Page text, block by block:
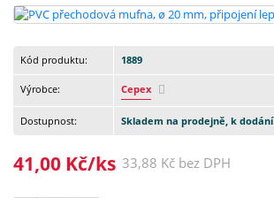
Kód produktu: 1889
Výrobce: Cepex
Dostupnost: Skladem na prodejně, k dodání
41,00 Kč/ks 33,88 Kč bez DPH